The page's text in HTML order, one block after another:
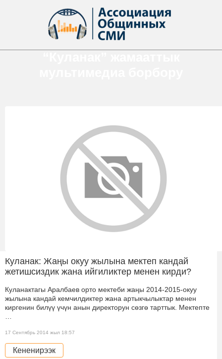
Куланак: Жаңы окуу жылына мектеп кандай
жетишсиздик жана ийгиликтер менен кирди?
Куланактагы Аралбаев орто мектеби жаңы 2014-2015-окуу
жылына кандай кемчилдиктер жана артыкчылыктар менен
киргенин билүү үчүн анын директорун сөзгө тарттык. Мектепте
17 Сентябрь 2014 жыл 18:57
Кененирээк